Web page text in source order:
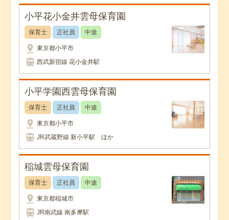
小平花小金井雲母保育園
保育士 正社員 中途
pin_drop 東京都小平市
train 西武新宿線 花小金井駅
小平学園西雲母保育園
保育士 正社員 中途
pin_drop 東京都小平市
train JR武蔵野線 新小平駅 ほか
稲城雲母保育園
保育士 正社員 中途
pin_drop 東京都稲城市
train JR南武線 南多摩駅